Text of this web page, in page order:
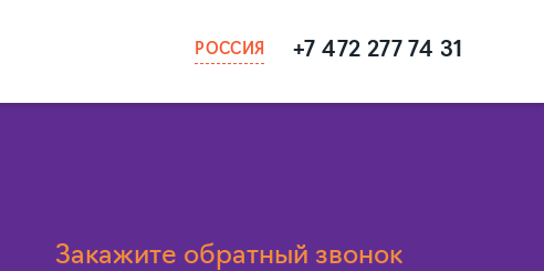
РОССИЯ +7 472 277 74 31
Закажите обратный звонок